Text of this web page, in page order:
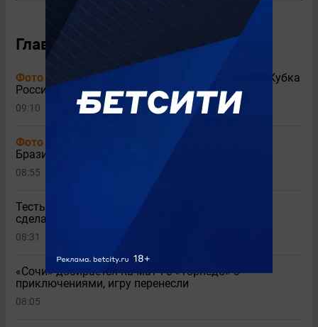
Главные новости
Фото
Двое спартаковцев – в команде недели Кубка
России
09:10
Фото
«Комо» арендовал экс-игрока сборной
Бразилии и «Манчестер Сити»
08:55
Тесть Глушенкова объяснил, за счет чего игрок
сделал хет-трик в Оренбурге
08:31
«Сочи» добирается на матч с «Торпедо» с
приключениями, игру перенесли
08:05